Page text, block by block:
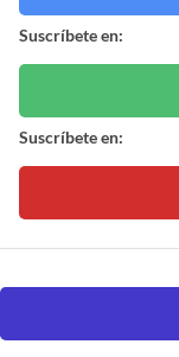
Suscríbete en:
Suscríbete en: